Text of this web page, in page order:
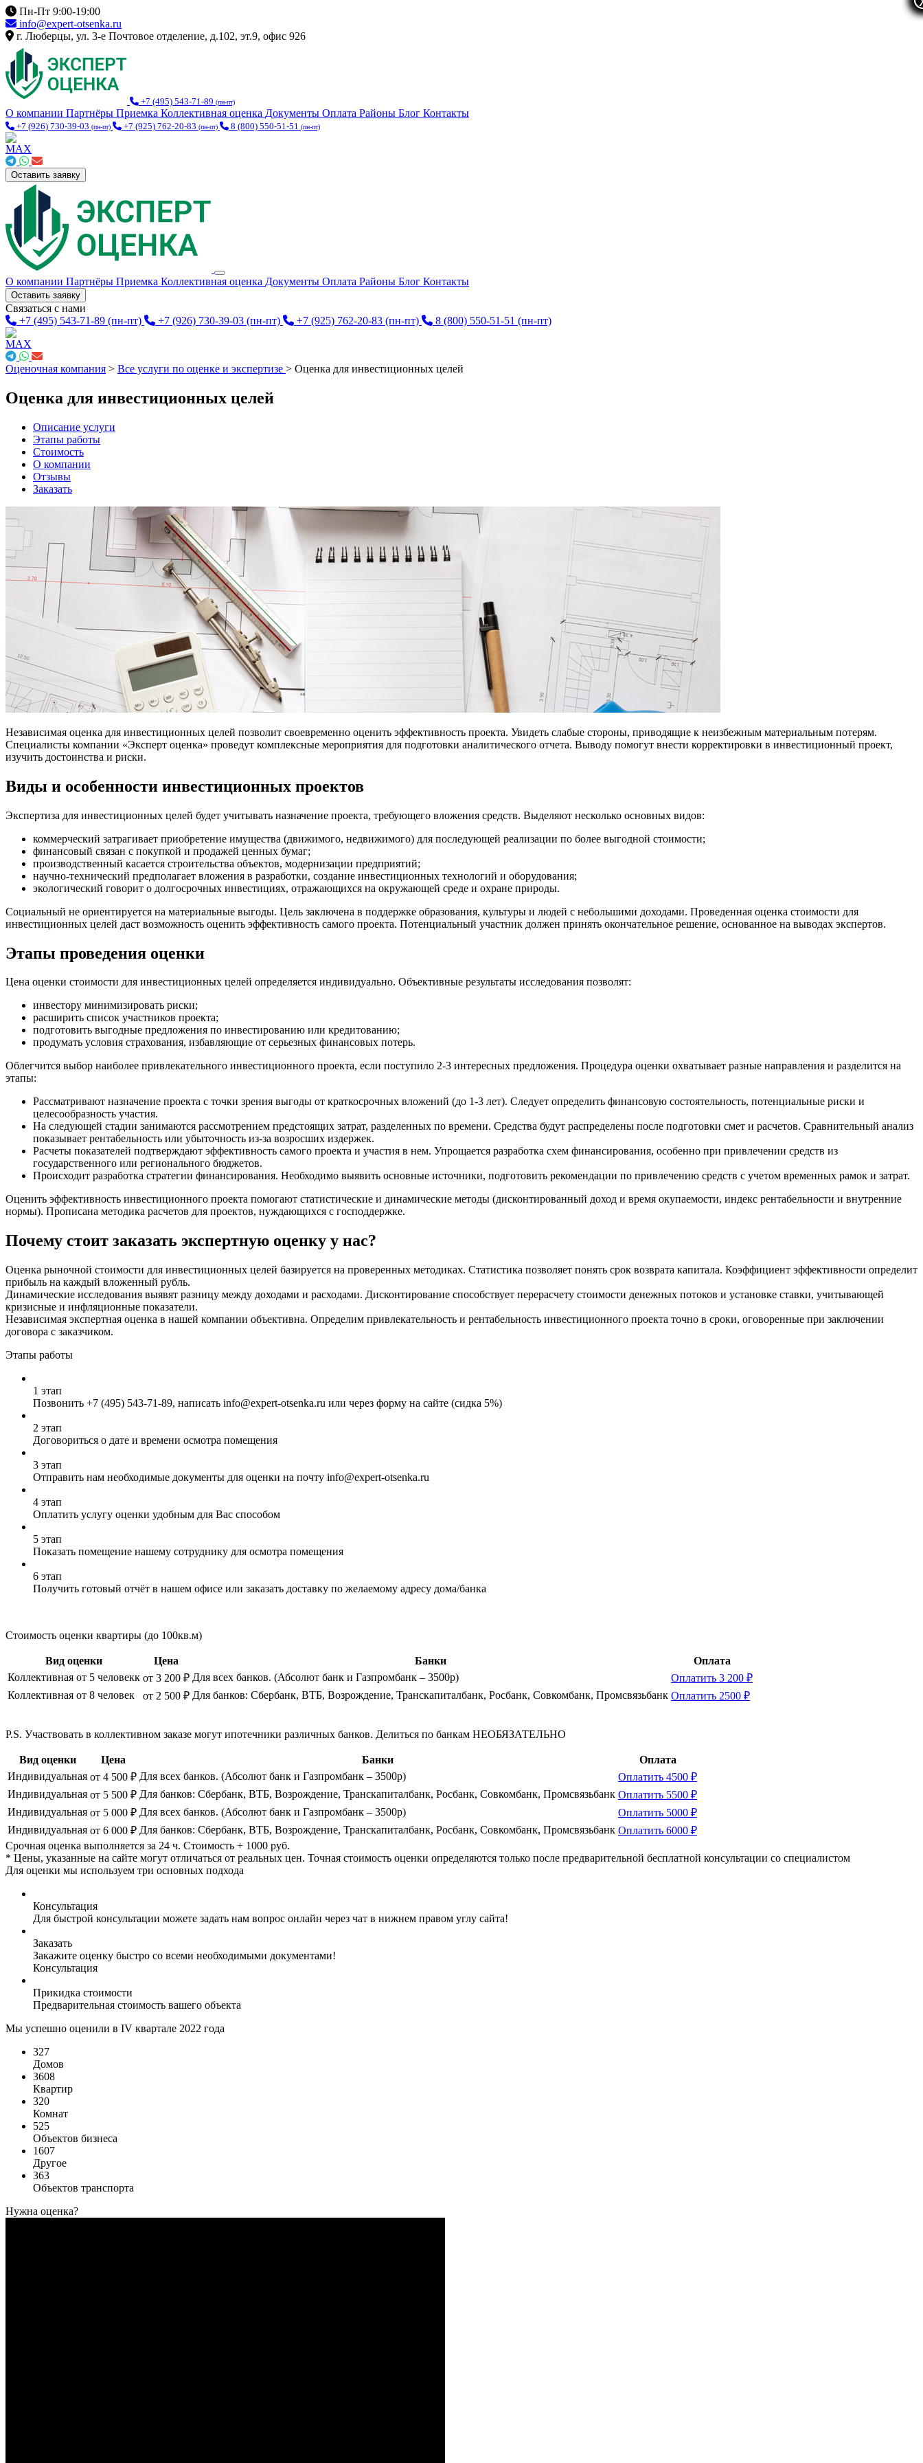
Пн-Пт 9:00-19:00
info@expert-otsenka.ru
г. Люберцы, ул. 3-е Почтовое отделение, д.102, эт.9, офис 926
+7 (495) 543-71-89 (пн-пт)
О компании Партнёры Приемка Коллективная оценка Документы Оплата Районы Блог Контакты
+7 (926) 730-39-03 (пн-пт) +7 (925) 762-20-83 (пн-пт) 8 (800) 550-51-51 (пн-пт)
Оставить заявку
О компании Партнёры Приемка Коллективная оценка Документы Оплата Районы Блог Контакты
Оставить заявку
Связаться с нами
+7 (495) 543-71-89 (пн-пт) +7 (926) 730-39-03 (пн-пт) +7 (925) 762-20-83 (пн-пт) 8 (800) 550-51-51 (пн-пт)
Оценочная компания > Все услуги по оценке и экспертизе > Оценка для инвестиционных целей
Оценка для инвестиционных целей
Описание услуги
Этапы работы
Стоимость
О компании
Отзывы
Заказать
Независимая оценка для инвестиционных целей позволит своевременно оценить эффективность проекта. Увидеть слабые стороны, приводящие к неизбежным материальным потерям.
Специалисты компании «Эксперт оценка» проведут комплексные мероприятия для подготовки аналитического отчета. Выводу помогут внести корректировки в инвестиционный проект,
изучить достоинства и риски.
Виды и особенности инвестиционных проектов
Экспертиза для инвестиционных целей будет учитывать назначение проекта, требующего вложения средств. Выделяют несколько основных видов:
коммерческий затрагивает приобретение имущества (движимого, недвижимого) для последующей реализации по более выгодной стоимости;
финансовый связан с покупкой и продажей ценных бумаг;
производственный касается строительства объектов, модернизации предприятий;
научно-технический предполагает вложения в разработки, создание инвестиционных технологий и оборудования;
экологический говорит о долгосрочных инвестициях, отражающихся на окружающей среде и охране природы.
Социальный не ориентируется на материальные выгоды. Цель заключена в поддержке образования, культуры и людей с небольшими доходами. Проведенная оценка стоимости для
инвестиционных целей даст возможность оценить эффективность самого проекта. Потенциальный участник должен принять окончательное решение, основанное на выводах экспертов.
Этапы проведения оценки
Цена оценки стоимости для инвестиционных целей определяется индивидуально. Объективные результаты исследования позволят:
инвестору минимизировать риски;
расширить список участников проекта;
подготовить выгодные предложения по инвестированию или кредитованию;
продумать условия страхования, избавляющие от серьезных финансовых потерь.
Облегчится выбор наиболее привлекательного инвестиционного проекта, если поступило 2-3 интересных предложения. Процедура оценки охватывает разные направления и разделится на
этапы:
Рассматривают назначение проекта с точки зрения выгоды от краткосрочных вложений (до 1-3 лет). Следует определить финансовую состоятельность, потенциальные риски и
целесообразность участия.
На следующей стадии занимаются рассмотрением предстоящих затрат, разделенных по времени. Средства будут распределены после подготовки смет и расчетов. Сравнительный анализ
показывает рентабельность или убыточность из-за возросших издержек.
Расчеты показателей подтверждают эффективность самого проекта и участия в нем. Упрощается разработка схем финансирования, особенно при привлечении средств из
государственного или регионального бюджетов.
Происходит разработка стратегии финансирования. Необходимо выявить основные источники, подготовить рекомендации по привлечению средств с учетом временных рамок и затрат.
Оценить эффективность инвестиционного проекта помогают статистические и динамические методы (дисконтированный доход и время окупаемости, индекс рентабельности и внутренние
нормы). Прописана методика расчетов для проектов, нуждающихся с господдержке.
Почему стоит заказать экспертную оценку у нас?
Оценка рыночной стоимости для инвестиционных целей базируется на проверенных методиках. Статистика позволяет понять срок возврата капитала. Коэффициент эффективности определит
прибыль на каждый вложенный рубль.
Динамические исследования выявят разницу между доходами и расходами. Дисконтирование способствует перерасчету стоимости денежных потоков и установке ставки, учитывающей
кризисные и инфляционные показатели.
Независимая экспертная оценка в нашей компании объективна. Определим привлекательность и рентабельность инвестиционного проекта точно в сроки, оговоренные при заключении
договора с заказчиком.
Этапы работы
1 этап
Позвонить +7 (495) 543-71-89, написать info@expert-otsenka.ru или через форму на сайте (сидка 5%)
2 этап
Договориться о дате и времени осмотра помещения
3 этап
Отправить нам необходимые документы для оценки на почту info@expert-otsenka.ru
4 этап
Оплатить услугу оценки удобным для Вас способом
5 этап
Показать помещение нашему сотруднику для осмотра помещения
6 этап
Получить готовый отчёт в нашем офисе или заказать доставку по желаемому адресу дома/банка
Стоимость оценки квартиры (до 100кв.м)
Вид оценки Цена Банки
Оплата
Коллективная от 5 человекк от 3 200 ₽ Для всех банков. (Абсолют банк и Газпромбанк – 3500р)
Оплатить 3 200 ₽
Коллективная от 8 человек
от 2 500 ₽ Для банков: Сбербанк, ВТБ, Возрождение, Транскапиталбанк, Росбанк, Совкомбанк, Промсвязьбанк Оплатить 2500 ₽
P.S. Участвовать в коллективном заказе могут ипотечники различных банков. Делиться по банкам НЕОБЯЗАТЕЛЬНО
Вид оценки Цена Банки
Оплата
Индивидуальная от 4 500 ₽ Для всех банков. (Абсолют банк и Газпромбанк – 3500р)
Оплатить 4500 ₽
Индивидуальная от 5 500 ₽ Для банков: Сбербанк, ВТБ, Возрождение, Транскапиталбанк, Росбанк, Совкомбанк, Промсвязьбанк Оплатить 5500 ₽
Индивидуальная от 5 000 ₽ Для всех банков. (Абсолют банк и Газпромбанк – 3500р)
Оплатить 5000 ₽
Индивидуальная от 6 000 ₽ Для банков: Сбербанк, ВТБ, Возрождение, Транскапиталбанк, Росбанк, Совкомбанк, Промсвязьбанк Оплатить 6000 ₽
Срочная оценка выполняется за 24 ч. Стоимость + 1000 руб.
* Цены, указанные на сайте могут отличаться от реальных цен. Точная стоимость оценки определяются только после предварительной бесплатной консультации со специалистом
Для оценки мы используем три основных подхода
Консультация
Для быстрой консультации можете задать нам вопрос онлайн через чат в нижнем правом углу сайта!
Заказать
Закажите оценку быстро со всеми необходимыми документами!
Консультация
Прикидка стоимости
Предварительная стоимость вашего объекта
Мы успешно оценили в IV квартале 2022 года
327
Домов
3608
Квартир
320
Комнат
525
Объектов бизнеса
1607
Другое
363
Объектов транспорта
Нужна оценка?